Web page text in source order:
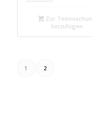
Zur
hinzufügen
1 2